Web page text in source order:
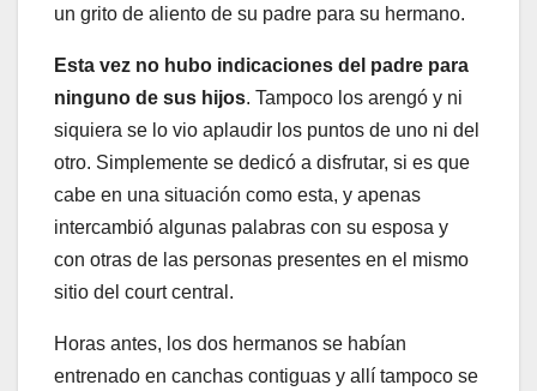
un grito de aliento de su padre para su hermano.
Esta vez no hubo indicaciones del padre para
ninguno de sus hijos. Tampoco los arengó y ni
siquiera se lo vio aplaudir los puntos de uno ni del
otro. Simplemente se dedicó a disfrutar, si es que
cabe en una situación como esta, y apenas
intercambió algunas palabras con su esposa y
con otras de las personas presentes en el mismo
sitio del court central.
Horas antes, los dos hermanos se habían
entrenado en canchas contiguas y allí tampoco se